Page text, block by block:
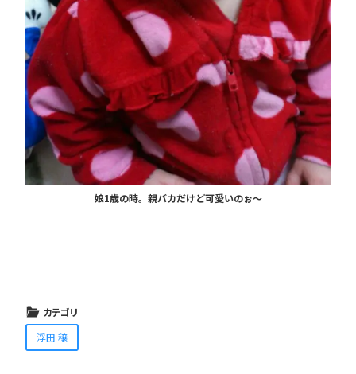
娘1歳の時。親バカだけど可愛いのぉ〜
カテゴリ
浮田 穣